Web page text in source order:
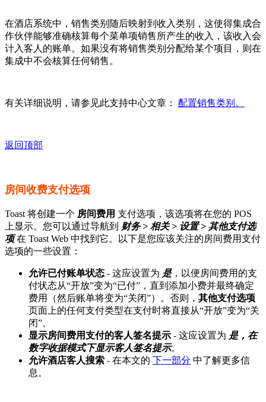
在酒店系统中，销售类别随后映射到收入类别，这使得集成合
作伙伴能够准确核算每个菜单项销售所产生的收入，该收入会
计入客人的账单。如果没有将销售类别分配给某个项目，则在
集成中不会核算任何销售。
有关详细说明，请参见此支持中心文章： 配置销售类别。
返回顶部
房间收费支付选项
Toast 将创建一个 房间费用 支付选项，该选项将在您的 POS
上显示。您可以通过导航到 财务 > 相关 > 设置 > 其他支付选
项在 Toast Web 中找到它。以下是您应该关注的房间费用支付
选项的一些设置：
允许已付账单状态 - 这应设置为 是，以便房间费用的支
付状态从“开放”变为“已付”，直到添加小费并最终确定
费用（然后账单将变为“关闭”）。否则， 其他支付选项
页面上的任何支付类型在支付时将直接从“开放”变为“关
闭”。
显示房间费用支付的客人签名提示 - 这应设置为 是，在
数字收据模式下显示客人签名提示。
允许酒店客人搜索 - 在本文的 下一部分 中了解更多信
息。